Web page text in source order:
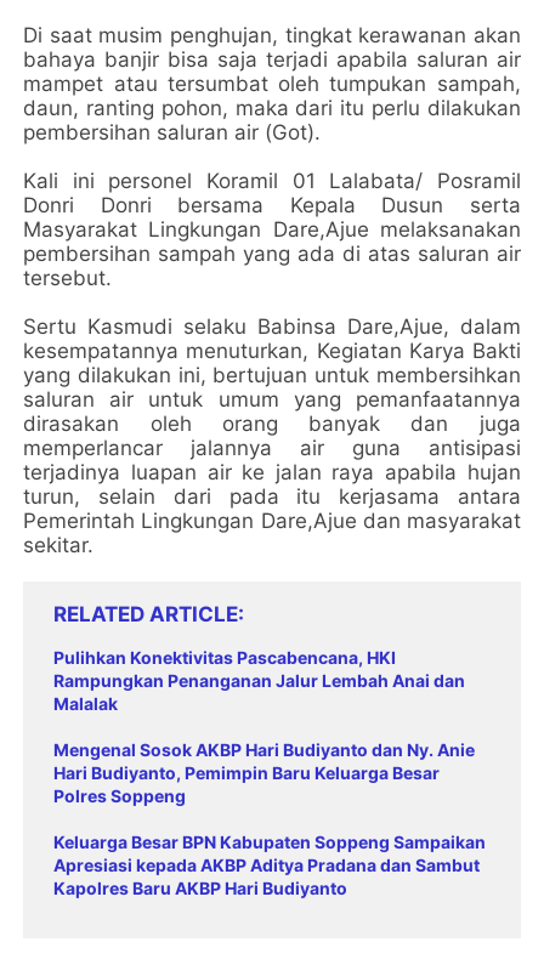
Di saat musim penghujan, tingkat kerawanan akan
bahaya banjir bisa saja terjadi apabila saluran air
mampet atau tersumbat oleh tumpukan sampah,
daun, ranting pohon, maka dari itu perlu dilakukan
pembersihan saluran air (Got).
Kali ini personel Koramil 01 Lalabata/ Posramil
Donri Donri bersama Kepala Dusun serta
Masyarakat Lingkungan Dare,Ajue melaksanakan
pembersihan sampah yang ada di atas saluran air
tersebut.
Sertu Kasmudi selaku Babinsa Dare,Ajue, dalam
kesempatannya menuturkan, Kegiatan Karya Bakti
yang dilakukan ini, bertujuan untuk membersihkan
saluran air untuk umum yang pemanfaatannya
dirasakan oleh orang banyak dan juga
memperlancar jalannya air guna antisipasi
terjadinya luapan air ke jalan raya apabila hujan
turun, selain dari pada itu kerjasama antara
Pemerintah Lingkungan Dare,Ajue dan masyarakat
sekitar.
RELATED ARTICLE
Pulihkan Konektivitas Pascabencana, HKI
Rampungkan Penanganan Jalur Lembah Anai dan
Malalak
Mengenal Sosok AKBP Hari Budiyanto dan Ny. Anie
Hari Budiyanto, Pemimpin Baru Keluarga Besar
Polres Soppeng
Keluarga Besar BPN Kabupaten Soppeng Sampaikan
Apresiasi kepada AKBP Aditya Pradana dan Sambut
Kapolres Baru AKBP Hari Budiyanto